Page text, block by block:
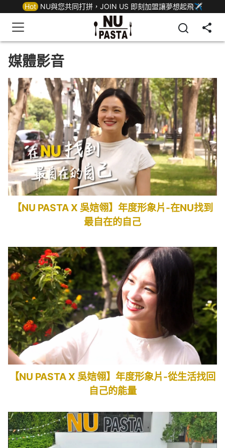
Hot NU與您共同打拼，JOIN US 即刻加盟讓夢想起飛✈
媒體影音
【NU PASTA X 吳娮翎】年度形象片-在NU找到
最自在的自己
【NU PASTA X 吳娮翎】年度形象片-從生活找回
自己的能量